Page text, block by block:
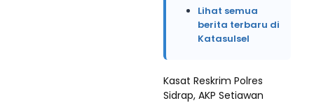
Lihat semua
berita terbaru di
Katasulsel
Kasat Reskrim Polres
Sidrap, AKP Setiawan